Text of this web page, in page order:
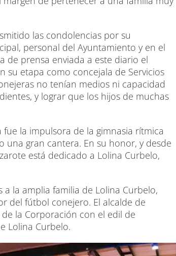
las condolencias por su
personal del Ayuntamiento y en el
de prensa enviada a este diario el
etapa como concejala de Servicios
no tenían medios ni capacidad
y lograr que los hijos de muchas
la impulsora de la gimnasia rítmica
una gran cantera. En su honor, y desde
está dedicado a Lolina Curbelo,
la amplia familia de Lolina Curbelo,
del fútbol conejero. El alcalde de
la Corporación con el edil de
Lolina Curbelo.